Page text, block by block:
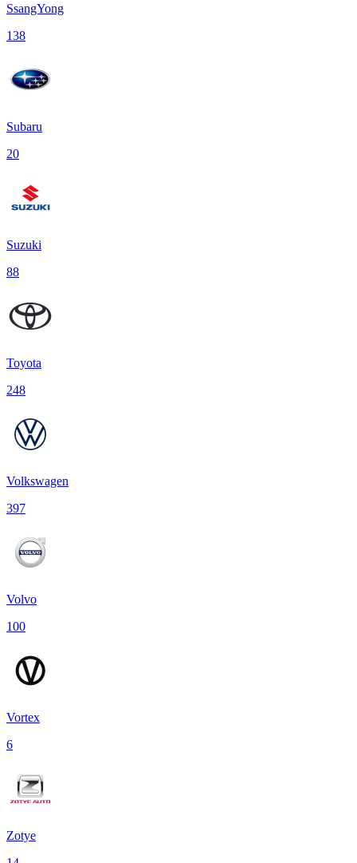
SsangYong
138
Subaru
20
Suzuki
88
Toyota
248
Volkswagen
397
Volvo
100
Vortex
6
Zotye